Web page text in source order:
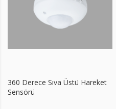
360 Derece Sıva Üstü Hareket
Sensörü